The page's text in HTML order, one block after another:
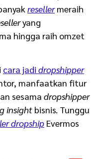
resellermeraih
yang
hingga raih omzet
cara jadi dropshipper
manfaatkan fitur
sesama dropshipper
insight bisnis. Tunggu
dropship Evermos